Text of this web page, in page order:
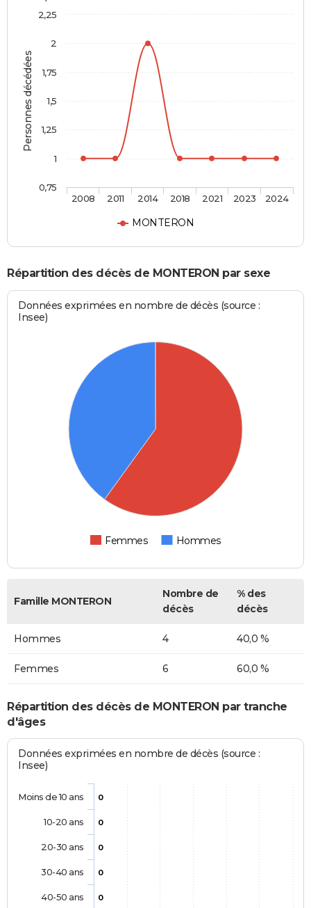
Personnes décédées
MONTERON
2008 2011 2014 2018 2021 2023 2024
0,75
1
1,25
1,5
1,75
2
2,25
Répartition des décès de MONTERON par sexe
Données exprimées en nombre de décès (source :
Insee)
Femmes Hommes
Famille MONTERON
Nombre de
décès
% des
décès
Hommes 4 40,0 %
Femmes 6 60,0 %
Répartition des décès de MONTERON par tranche
d'âges
Données exprimées en nombre de décès (source :
Insee)
0
0
0
0
0
Moins de 10 ans
10-20 ans
20-30 ans
30-40 ans
40-50 ans